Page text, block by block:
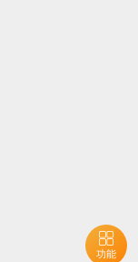
功能